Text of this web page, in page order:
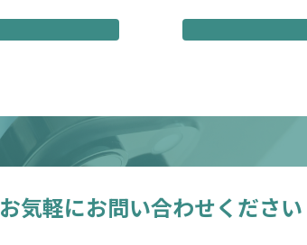
お気軽にお問い合わせください